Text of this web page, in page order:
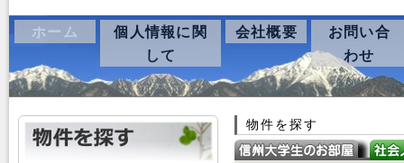
ホーム
個人情報に関
して
会社概要
お問い合
わせ
物件を探す